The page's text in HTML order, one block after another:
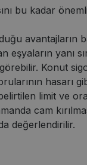
bu kadar
avantajların
eşyaların yanı
Konut
hasarı
limit ve
cam
değerlendirilir.